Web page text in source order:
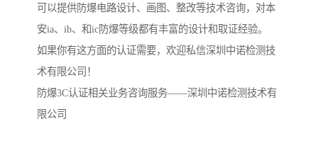
可以提供防爆电路设计、画图、整改等技术咨询，对本
安ia、ib、和ic防爆等级都有丰富的设计和取证经验。
如果你有这方面的认证需要，欢迎私信深圳中诺检测技
术有限公司！
防爆3C认证相关业务咨询服务——深圳中诺检测技术有
限公司